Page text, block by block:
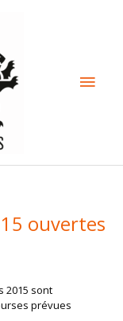
ouvertes
2015 sont
prévues